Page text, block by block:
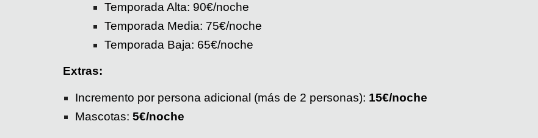
Temporada Alta: 90€/noche
Temporada Media: 75€/noche
Temporada Baja: 65€/noche
Extras:
Incremento por persona adicional (más de 2 personas): 15€/noche
Mascotas: 5€/noche